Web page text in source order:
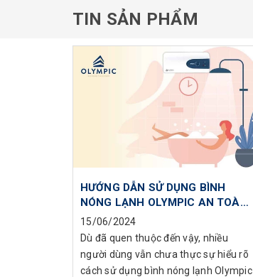
TIN SẢN PHẨM
HƯỚNG DẪN SỬ DỤNG BÌNH
NÓNG LẠNH OLYMPIC AN TOÀN
VÀ HIỆU QUẢ
15/06/2024
Dù đã quen thuộc đến vậy, nhiều
người dùng vẫn chưa thực sự hiểu rõ
cách sử dụng bình nóng lạnh Olympic